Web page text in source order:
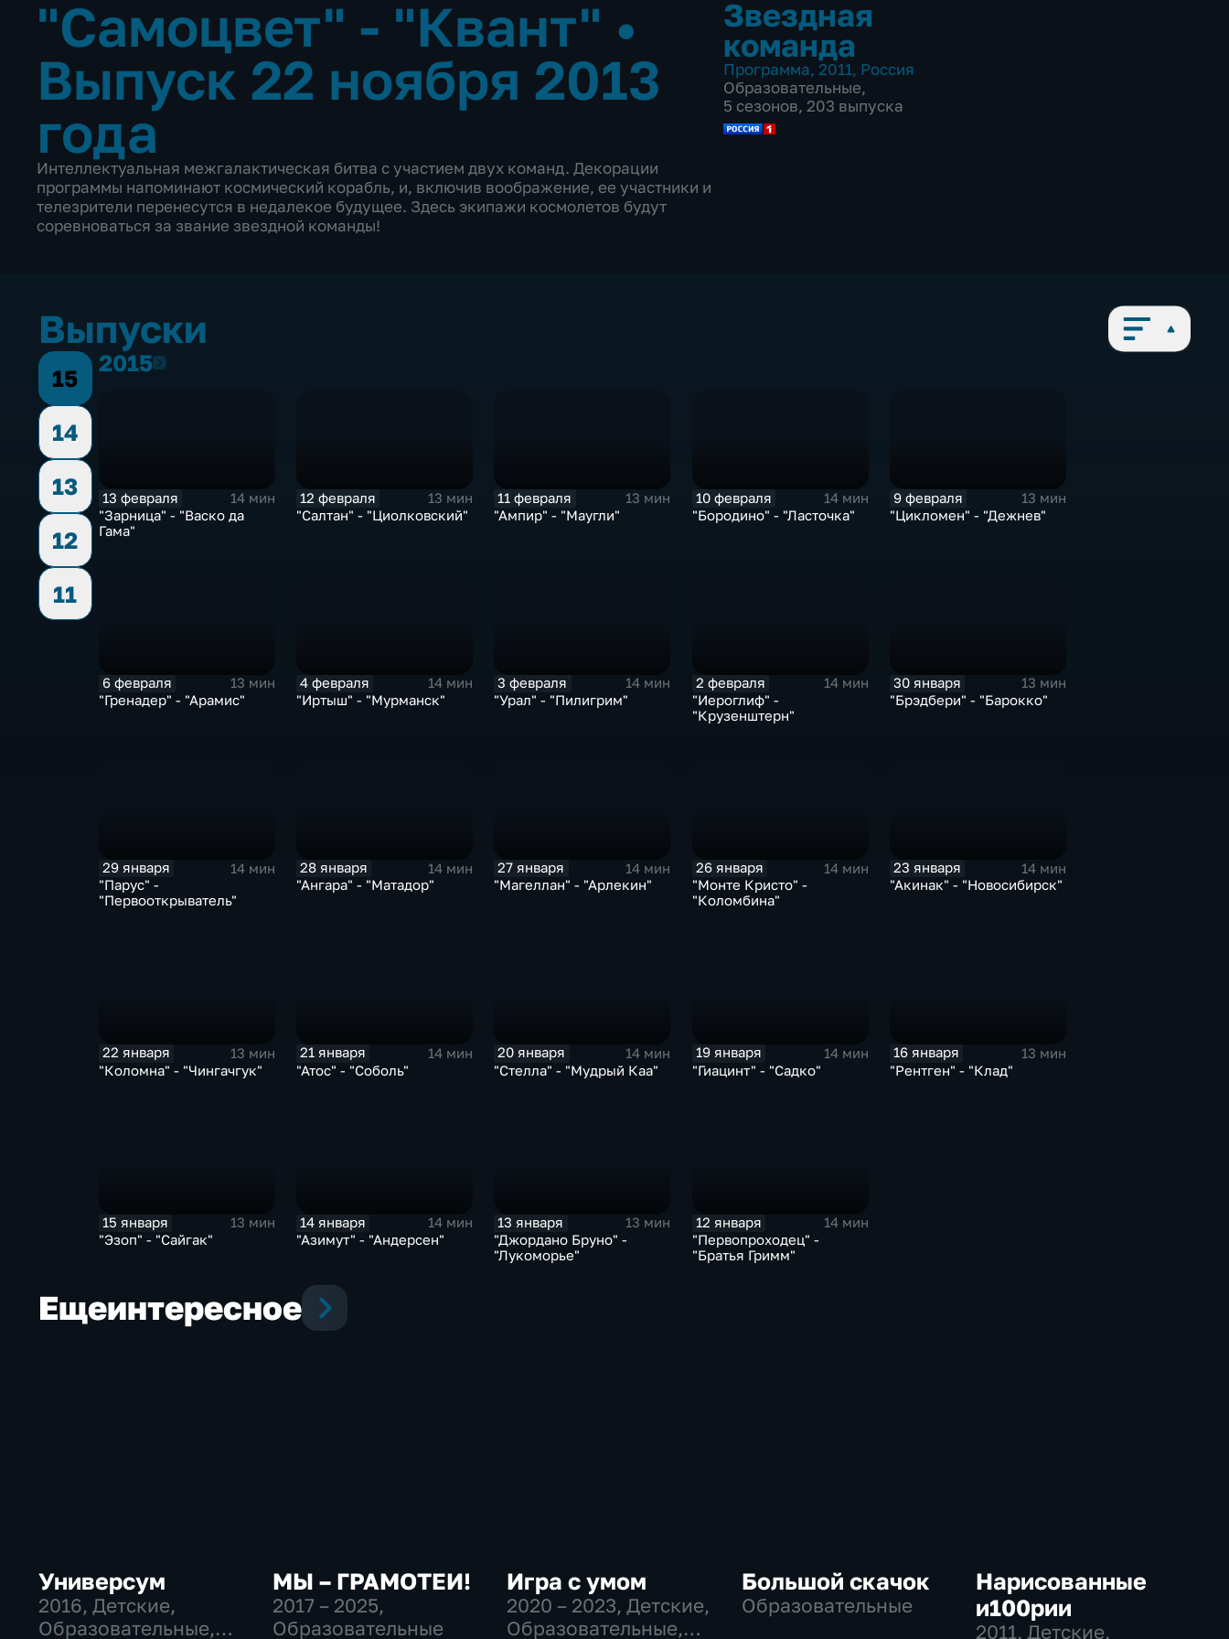
"Самоцвет" - "Квант" •
Выпуск 22 ноября 2013
года
Интеллектуальная межгалактическая битва с участием двух команд. Декорации
программы напоминают космический корабль, и, включив воображение, ее участники и
телезрители перенесутся в недалекое будущее. Здесь экипажи космолетов будут
соревноваться за звание звездной команды!
Звездная
команда
Программа, 2011, Россия
Образовательные,
5 сезонов, 203 выпуска
Выпуски
15
14
13
12
11
20152015
13 февраля
14 мин
"Зарница" - "Васко да
Гама"
12 февраля
13 мин
"Салтан" - "Циолковский"
11 февраля
13 мин
"Ампир" - "Маугли"
10 февраля
14 мин
"Бородино" - "Ласточка"
9 февраля
13 мин
"Цикломен" - "Дежнев"
6 февраля
13 мин
"Гренадер" - "Арамис"
4 февраля
14 мин
"Иртыш" - "Мурманск"
3 февраля
14 мин
"Урал" - "Пилигрим"
2 февраля
14 мин
"Иероглиф" -
"Крузенштерн"
30 января
13 мин
"Брэдбери" - "Барокко"
29 января
14 мин
"Парус" -
"Первооткрыватель"
28 января
14 мин
"Ангара" - "Матадор"
27 января
14 мин
"Магеллан" - "Арлекин"
26 января
14 мин
"Монте Кристо" -
"Коломбина"
23 января
14 мин
"Акинак" - "Новосибирск"
22 января
13 мин
"Коломна" - "Чингачгук"
21 января
14 мин
"Атос" - "Соболь"
20 января
14 мин
"Стелла" - "Мудрый Каа"
19 января
14 мин
"Гиацинт" - "Садко"
16 января
13 мин
"Рентген" - "Клад"
15 января
13 мин
"Эзоп" - "Сайгак"
14 января
14 мин
"Азимут" - "Андерсен"
13 января
13 мин
"Джордано Бруно" -
"Лукоморье"
12 января
14 мин
"Первопроходец" -
"Братья Гримм"
Ещеинтересное
Универсум
2016, Детские,
Образовательные,
МЫ – ГРАМОТЕИ!
2017 – 2025,
Образовательные
Игра с умом
2020 – 2023, Детские,
Образовательные,
Большой скачок
Образовательные
Нарисованные
и100рии
2011, Детские,